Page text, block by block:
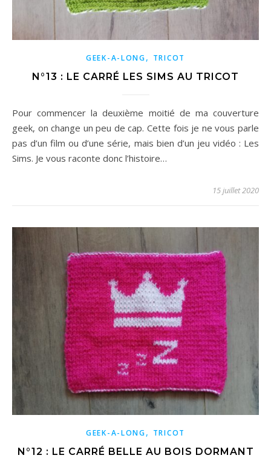
GEEK-A-LONG, TRICOT
N°13 : LE CARRÉ LES SIMS AU TRICOT
Pour commencer la deuxième moitié de ma couverture
geek, on change un peu de cap. Cette fois je ne vous parle
pas d’un film ou d’une série, mais bien d’un jeu vidéo : Les
Sims. Je vous raconte donc l’histoire…
15 juillet 2020
GEEK-A-LONG, TRICOT
N°12 : LE CARRÉ BELLE AU BOIS DORMANT